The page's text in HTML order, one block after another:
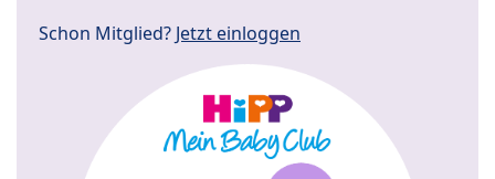
Schon Mitglied? Jetzt einloggen